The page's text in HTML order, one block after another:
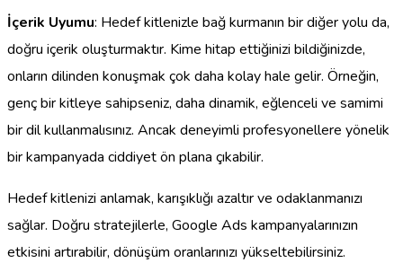
İçerik Uyumu: Hedef kitlenizle bağ kurmanın bir diğer yolu da,
doğru içerik oluşturmaktır. Kime hitap ettiğinizi bildiğinizde,
onların dilinden konuşmak çok daha kolay hale gelir. Örneğin,
genç bir kitleye sahipseniz, daha dinamik, eğlenceli ve samimi
bir dil kullanmalısınız. Ancak deneyimli profesyonellere yönelik
bir kampanyada ciddiyet ön plana çıkabilir.
Hedef kitlenizi anlamak, karışıklığı azaltır ve odaklanmanızı
sağlar. Doğru stratejilerle, Google Ads kampanyalarınızın
etkisini artırabilir, dönüşüm oranlarınızı yükseltebilirsiniz.